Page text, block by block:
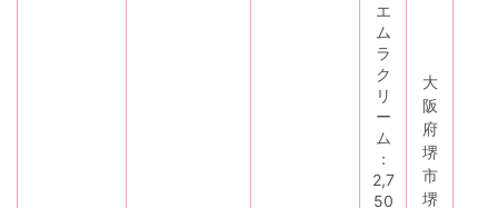
エ
ム
ラ
ク
リ
ー
ム
：
2,7
50
大
阪
府
堺
市
堺